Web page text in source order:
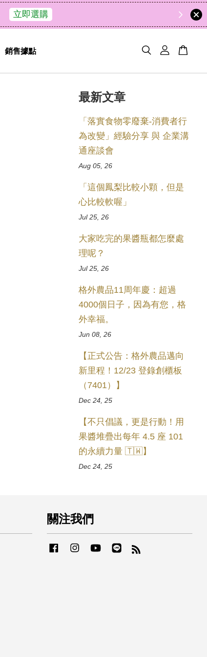
了解詳情
銷售據點
最新文章
「落實食物零廢棄-消費者行
為改變」經驗分享 與 企業溝
通座談會
Aug 05, 26
「這個鳳梨比較小顆，但是
心比較軟喔」
Jul 25, 26
大家吃完的果醬瓶都怎麼處
理呢？
Jul 25, 26
格外農品11周年慶：超過
4000個日子，因為有您，格
外幸福。
Jun 08, 26
【正式公告：格外農品邁向
新里程！12/23 登錄創櫃板
（7401）】
Dec 24, 25
【不只倡議，更是行動！用
果醬堆疊出每年 4.5 座 101
的永續力量 🇹🇼】
Dec 24, 25
關注我們
FacebookInstagramYouTubeLine